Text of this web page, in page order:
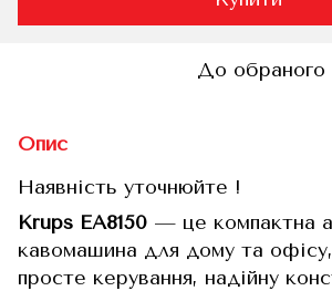
До обраного
Опис
Наявність уточнюйте !
Krups EA8150 — це компактна
кавомашина для дому та
просте керування, надійну